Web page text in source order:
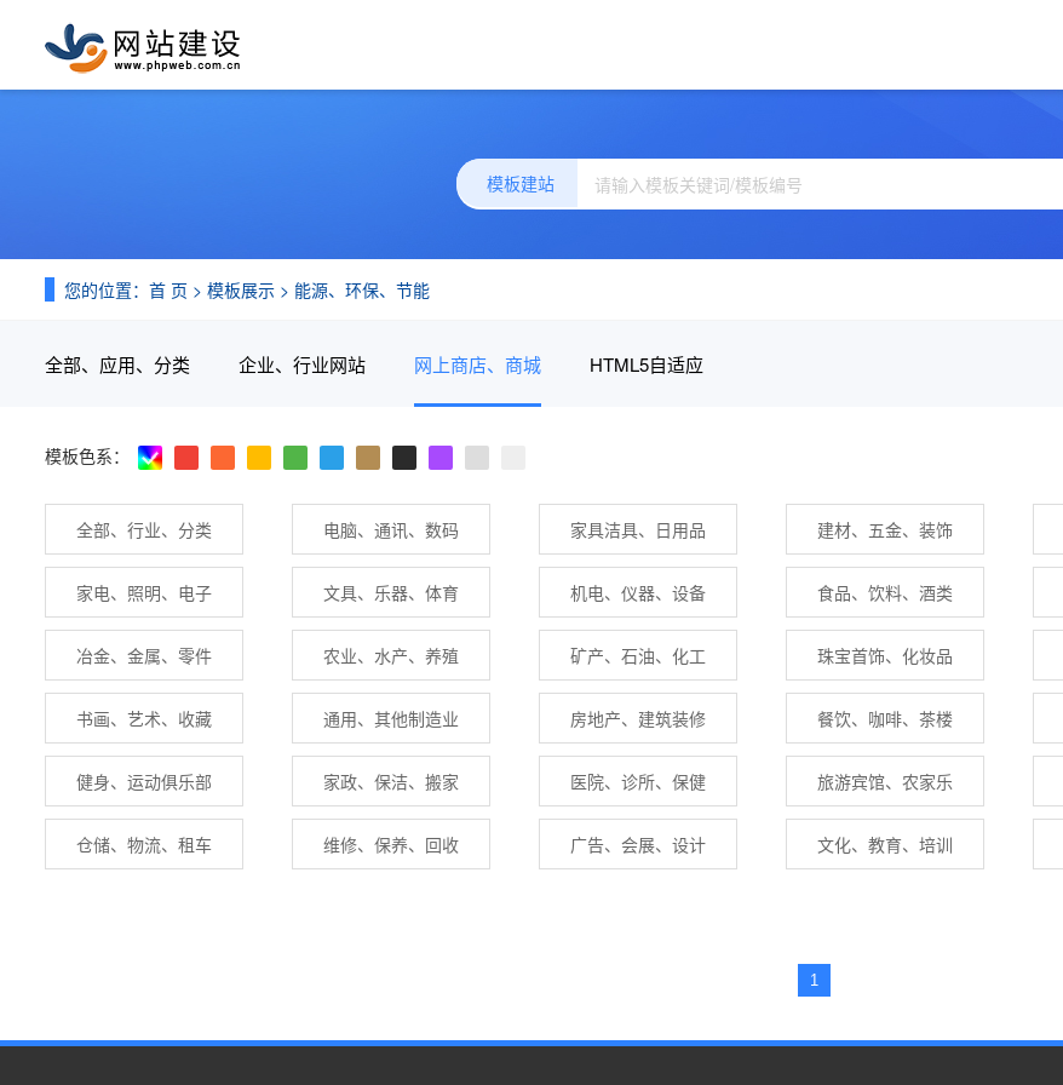
模板建站
您的位置： 首 页 > 模板展示 > 能源、环保、节能
全部、应用、分类 企业、行业网站 网上商店、商城 HTML5自适应
模板色系：
全部、行业、分类 电脑、通讯、数码 家具洁具、日用品 建材、五金、装饰
家电、照明、电子 文具、乐器、体育 机电、仪器、设备 食品、饮料、酒类
冶金、金属、零件 农业、水产、养殖 矿产、石油、化工 珠宝首饰、化妆品
书画、艺术、收藏 通用、其他制造业 房地产、建筑装修 餐饮、咖啡、茶楼
健身、运动俱乐部 家政、保洁、搬家 医院、诊所、保健 旅游宾馆、农家乐
仓储、物流、租车 维修、保养、回收 广告、会展、设计 文化、教育、培训
1